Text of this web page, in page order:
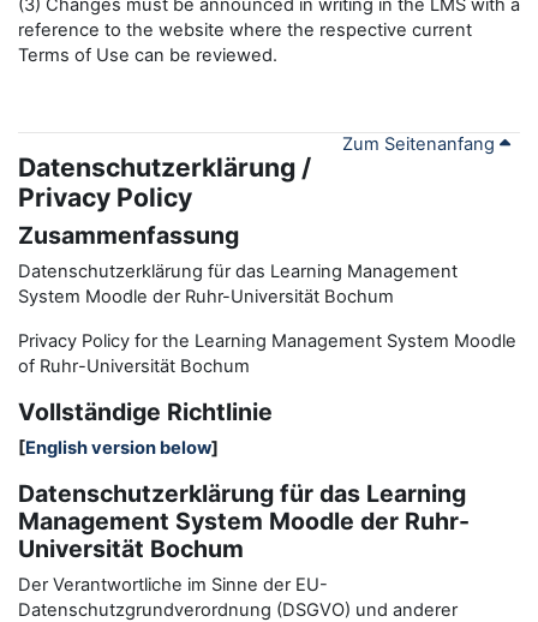
(3) Changes must be announced in writing in the LMS with a
reference to the website where the respective current
Terms of Use can be reviewed.
Zum Seitenanfang
Datenschutzerklärung /
Privacy Policy
Zusammenfassung
Datenschutzerklärung für das Learning Management
System Moodle der Ruhr-Universität Bochum
Privacy Policy for the Learning Management System Moodle
of Ruhr-Universität Bochum
Vollständige Richtlinie
[English version below]
Datenschutzerklärung für das Learning
Management System Moodle der Ruhr-
Universität Bochum
Der Verantwortliche im Sinne der EU-
Datenschutzgrundverordnung (DSGVO) und anderer